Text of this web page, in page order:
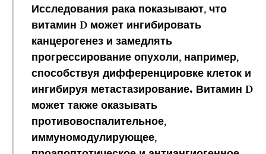
Исследования рака показывают, что
витамин D может ингибировать
канцерогенез и замедлять
прогрессирование опухоли, например,
способствуя дифференцировке клеток и
ингибируя метастазирование. Витамин D
может также оказывать
противовоспалительное,
иммуномодулирующее,